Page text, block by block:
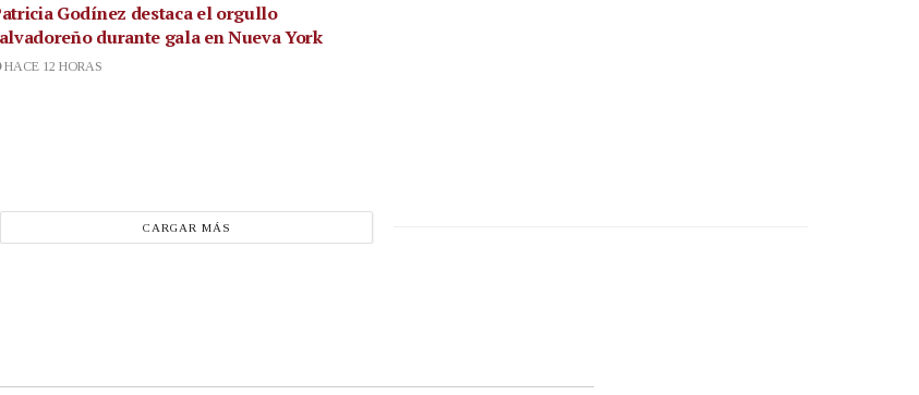
Godínez destaca el orgullo
durante gala en Nueva York
HACE 12 HORAS
CARGAR MÁS